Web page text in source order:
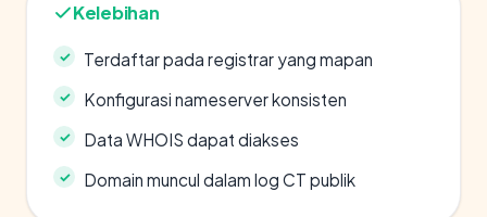
Kelebihan
Terdaftar pada registrar yang mapan
Konfigurasi nameserver konsisten
Data WHOIS dapat diakses
Domain muncul dalam log CT publik